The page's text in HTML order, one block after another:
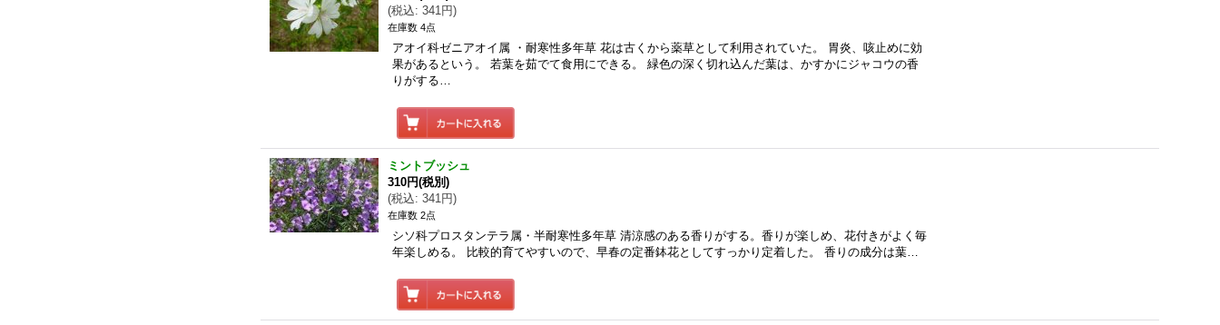
(税込: 341円)
在庫数 4点
アオイ科ゼニアオイ属 ・耐寒性多年草 花は古くから薬草として利用されていた。 胃炎、咳止めに効
果があるという。 若葉を茹でて食用にできる。 緑色の深く切れ込んだ葉は、かすかにジャコウの香
りがする…
ミントブッシュ
310円(税別)
(税込: 341円)
在庫数 2点
シソ科プロスタンテラ属・半耐寒性多年草 清涼感のある香りがする。香りが楽しめ、花付きがよく毎
年楽しめる。 比較的育てやすいので、早春の定番鉢花としてすっかり定着した。 香りの成分は葉…